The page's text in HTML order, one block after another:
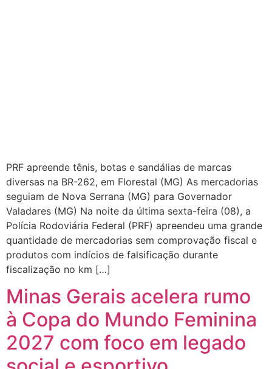
PRF apreende tênis, botas e sandálias de marcas
diversas na BR-262, em Florestal (MG) As mercadorias
seguiam de Nova Serrana (MG) para Governador
Valadares (MG) Na noite da última sexta-feira (08), a
Polícia Rodoviária Federal (PRF) apreendeu uma grande
quantidade de mercadorias sem comprovação fiscal e
produtos com indícios de falsificação durante
fiscalização no km […]
Minas Gerais acelera rumo
à Copa do Mundo Feminina
2027 com foco em legado